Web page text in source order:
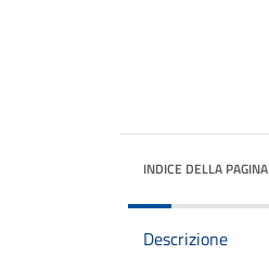
INDICE DELLA PAGINA
Descrizione